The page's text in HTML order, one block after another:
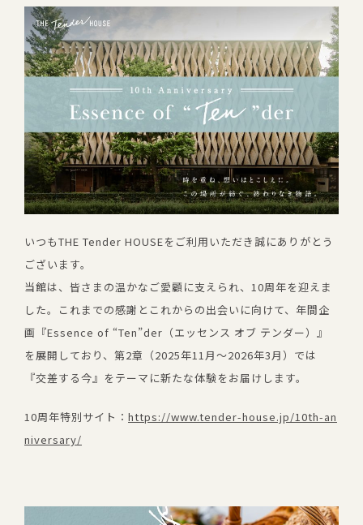
いつもTHE Tender HOUSEをご利用いただき誠にありがとう
ございます。
当館は、皆さまの温かなご愛顧に支えられ、10周年を迎えま
した。これまでの感謝とこれからの出会いに向けて、年間企
画『Essence of “Ten”der（エッセンス オブ テンダー）』
を展開しており、第2章（2025年11月～2026年3月）では
『交差する今』をテーマに新たな体験をお届けします。
10周年特別サイト： https://www.tender-house.jp/10th-an
niversary/